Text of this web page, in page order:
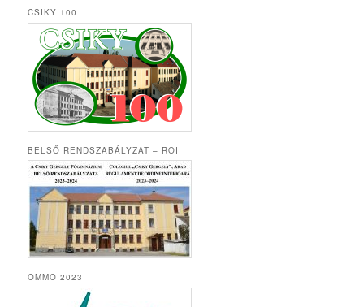
CSIKY 100
BELSŐ RENDSZABÁLYZAT – ROI
OMMO 2023